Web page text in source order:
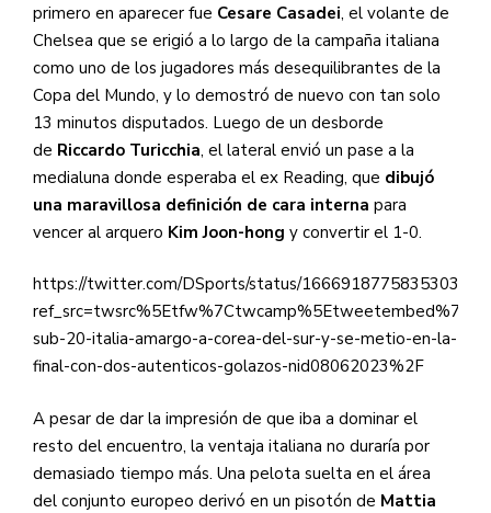
primero en aparecer fue Cesare Casadei, el volante de
Chelsea que se erigió a lo largo de la campaña italiana
como uno de los jugadores más desequilibrantes de la
Copa del Mundo, y lo demostró de nuevo con tan solo
13 minutos disputados. Luego de un desborde
de Riccardo Turicchia, el lateral envió un pase a la
medialuna donde esperaba el ex Reading, que dibujó
una maravillosa definición de cara interna para
vencer al arquero Kim Joon-hong y convertir el 1-0.
https://twitter.com/DSports/status/
sub-20-italia-amargo-a-corea-del-sur-y-se-metio-en-la-
final-con-dos-autenticos-golazos-nid08062023%2F
A pesar de dar la impresión de que iba a dominar el
resto del encuentro, la ventaja italiana no duraría por
demasiado tiempo más. Una pelota suelta en el área
del conjunto europeo derivó en un pisotón de Mattia